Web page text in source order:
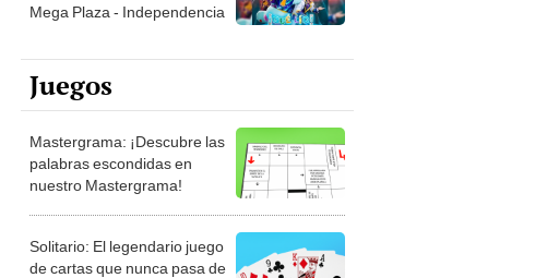
Mega Plaza - Independencia
Juegos
Mastergrama: ¡Descubre las
palabras escondidas en
nuestro Mastergrama!
Solitario: El legendario juego
de cartas que nunca pasa de